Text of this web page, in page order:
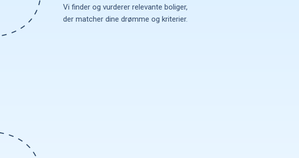
Vi finder og vurderer relevante boliger,
der matcher dine drømme og kriterier.